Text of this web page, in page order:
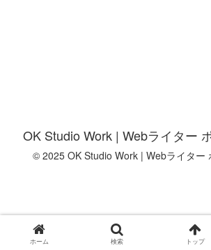
OK Studio Work | Webライター
© 2025 OK Studio Work | Webライター
ホーム 検索 トップ